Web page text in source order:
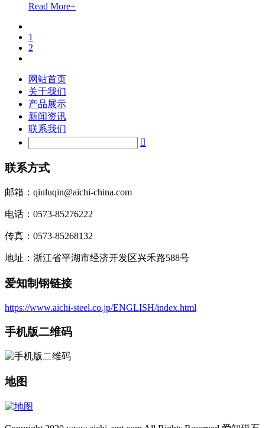
Read More+
1
2
网站首页
关于我们
产品展示
新闻资讯
联系我们

联系方式
邮箱：qiuluqin@aichi-china.com
电话：0573-85276222
传真：0573-85268132
地址：浙江省平湖市经济开发区兴禾路588号
爱知制钢链接
https://www.aichi-steel.co.jp/ENGLISH/index.html
手机版二维码
地图